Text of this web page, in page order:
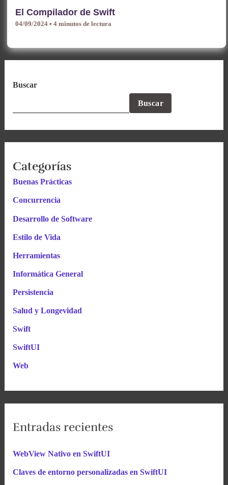
El Compilador de Swift
04/09/2024•4 minutos de lectura
Buscar
Buscar
Categorías
Buenas Prácticas
Concurrencia
Desarrollo de Software
Estilo de Vida
Herramientas
Informática General
Persistencia
Salud y Longevidad
Swift
SwiftUI
Web
Entradas recientes
WebView Nativo en SwiftUI
Claves de entorno personalizadas en SwiftUI